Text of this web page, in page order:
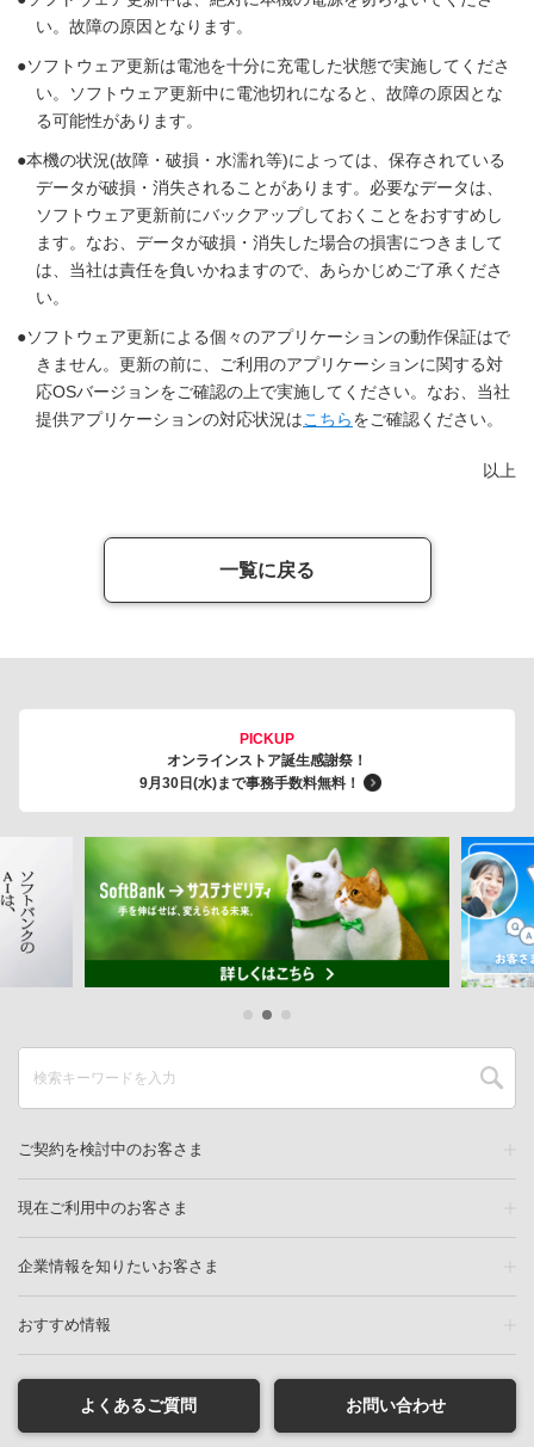
い。故障の原因となります。
ソフトウェア更新は電池を十分に充電した状態で実施してくださ
い。ソフトウェア更新中に電池切れになると、故障の原因とな
る可能性があります。
本機の状況(故障・破損・水濡れ等)によっては、保存されている
データが破損・消失されることがあります。必要なデータは、
ソフトウェア更新前にバックアップしておくことをおすすめし
ます。なお、データが破損・消失した場合の損害につきまして
は、当社は責任を負いかねますので、あらかじめご了承くださ
い。
ソフトウェア更新による個々のアプリケーションの動作保証はで
きません。更新の前に、ご利用のアプリケーションに関する対
応OSバージョンをご確認の上で実施してください。なお、当社
提供アプリケーションの対応状況はこちらをご確認ください。
以上
一覧に戻る
PICKUP
オンラインストア誕生感謝祭！
9月30日(水)まで事務手数料無料！
ご契約を検討中のお客さま
現在ご利用中のお客さま
企業情報を知りたいお客さま
おすすめ情報
よくあるご質問 お問い合わせ